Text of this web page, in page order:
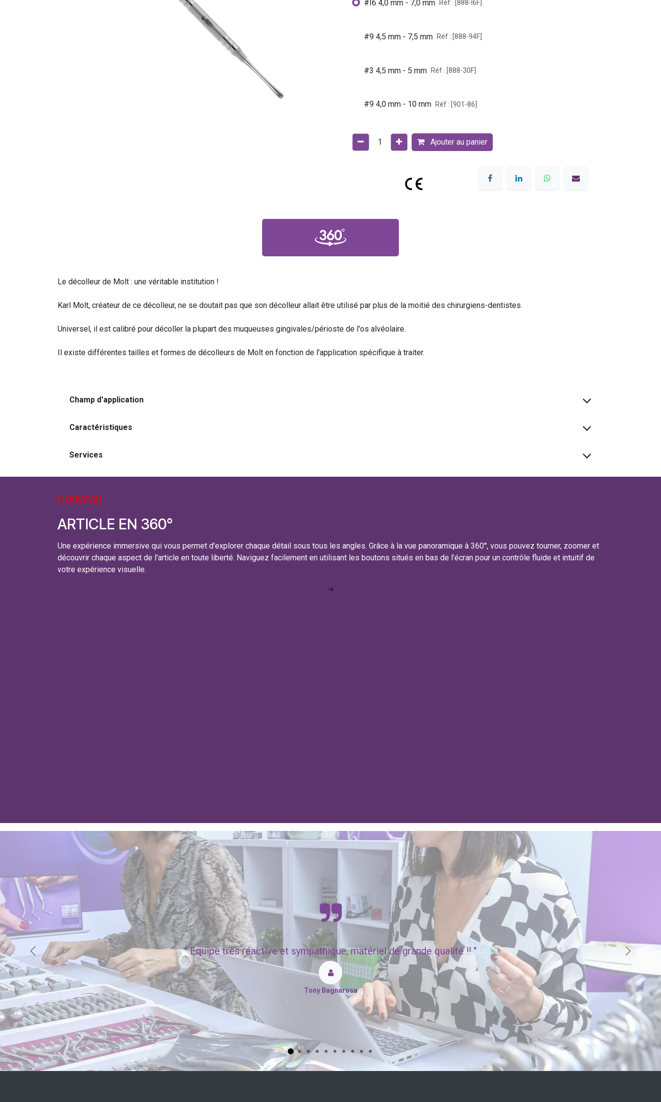
#I6 4,0 mm - 7,0 mm Réf : [888-I6F]
#9 4,5 mm - 7,5 mm Réf : [888-94F]
#3 4,5 mm - 5 mm Réf : [888-30F]
#9 4,0 mm - 10 mm Réf : [901-86]
Ajouter au panier
Le décolleur de Molt : une véritable institution !
Karl Molt, créateur de ce décolleur, ne se doutait pas que son décolleur allait être utilisé par plus de la moitié des chirurgiens-dentistes.
Universel, il est calibré pour décoller la plupart des muqueuses gingivales/périoste de l'os alvéolaire.
Il existe différentes tailles et formes de décolleurs de Molt en fonction de l'application spécifique à traiter.
Champ d'application
Caractéristiques
Services
NOUVEAU
ARTICLE EN 360°
Une expérience immersive qui vous permet d'explorer chaque détail sous tous les angles. Grâce à la vue panoramique à 360°, vous pouvez tourner, zoomer et
découvrir chaque aspect de l'article en toute liberté. Naviguez facilement en utilisant les boutons situés en bas de l’écran pour un contrôle fluide et intuitif de
votre expérience visuelle.
➔
"Equipe très réactive et sympathique, matériel de grande qualité !! "
Tony Bagnarosa
Précédent Suivant